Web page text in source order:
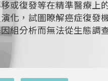
或復發等在精準醫療上
化，試圖瞭解癌症復發
組分析而無法從生態調